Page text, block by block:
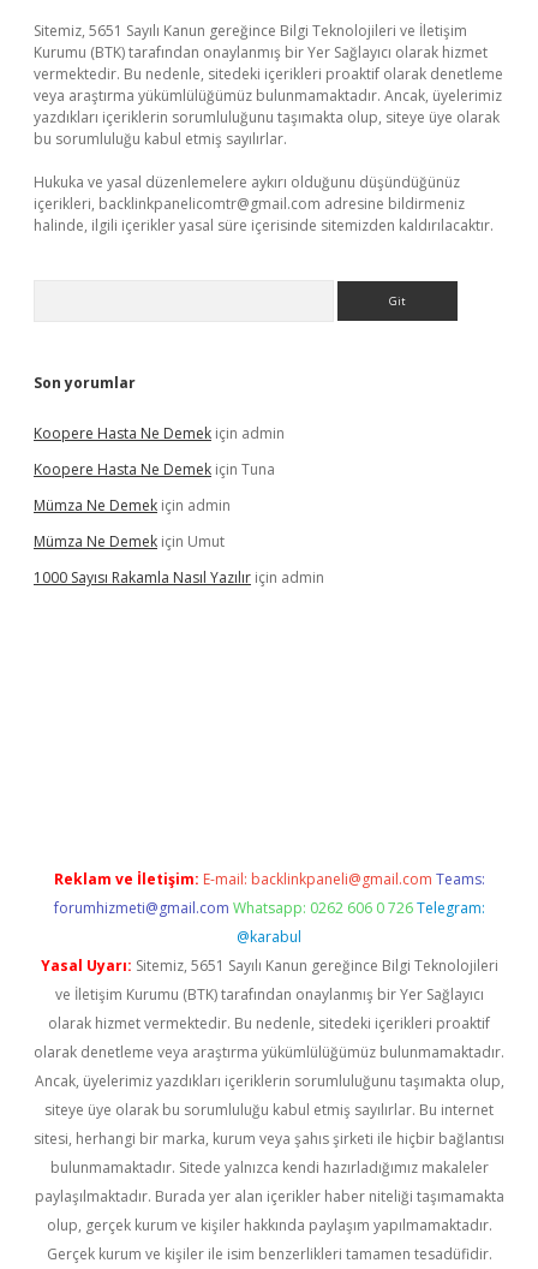
Sitemiz, 5651 Sayılı Kanun gereğince Bilgi Teknolojileri ve İletişim
Kurumu (BTK) tarafından onaylanmış bir Yer Sağlayıcı olarak hizmet
vermektedir. Bu nedenle, sitedeki içerikleri proaktif olarak denetleme
veya araştırma yükümlülüğümüz bulunmamaktadır. Ancak, üyelerimiz
yazdıkları içeriklerin sorumluluğunu taşımakta olup, siteye üye olarak
bu sorumluluğu kabul etmiş sayılırlar.
Hukuka ve yasal düzenlemelere aykırı olduğunu düşündüğünüz
içerikleri, backlinkpanelicomtr@gmail.com adresine bildirmeniz
halinde, ilgili içerikler yasal süre içerisinde sitemizden kaldırılacaktır.
Son yorumlar
Koopere Hasta Ne Demek için admin
Koopere Hasta Ne Demek için Tuna
Mümza Ne Demek için admin
Mümza Ne Demek için Umut
1000 Sayısı Rakamla Nasıl Yazılır için admin
Reklam ve İletişim: E-mail: backlinkpaneli@gmail.com Teams:
forumhizmeti@gmail.com Whatsapp: 0262 606 0 726 Telegram:
@karabul
Yasal Uyarı: Sitemiz, 5651 Sayılı Kanun gereğince Bilgi Teknolojileri
ve İletişim Kurumu (BTK) tarafından onaylanmış bir Yer Sağlayıcı
olarak hizmet vermektedir. Bu nedenle, sitedeki içerikleri proaktif
olarak denetleme veya araştırma yükümlülüğümüz bulunmamaktadır.
Ancak, üyelerimiz yazdıkları içeriklerin sorumluluğunu taşımakta olup,
siteye üye olarak bu sorumluluğu kabul etmiş sayılırlar. Bu internet
sitesi, herhangi bir marka, kurum veya şahıs şirketi ile hiçbir bağlantısı
bulunmamaktadır. Sitede yalnızca kendi hazırladığımız makaleler
paylaşılmaktadır. Burada yer alan içerikler haber niteliği taşımamakta
olup, gerçek kurum ve kişiler hakkında paylaşım yapılmamaktadır.
Gerçek kurum ve kişiler ile isim benzerlikleri tamamen tesadüfidir.